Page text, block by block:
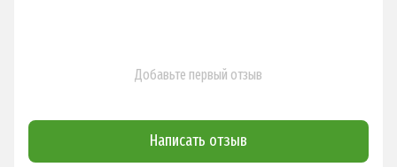
Добавьте первый отзыв
Написать отзыв